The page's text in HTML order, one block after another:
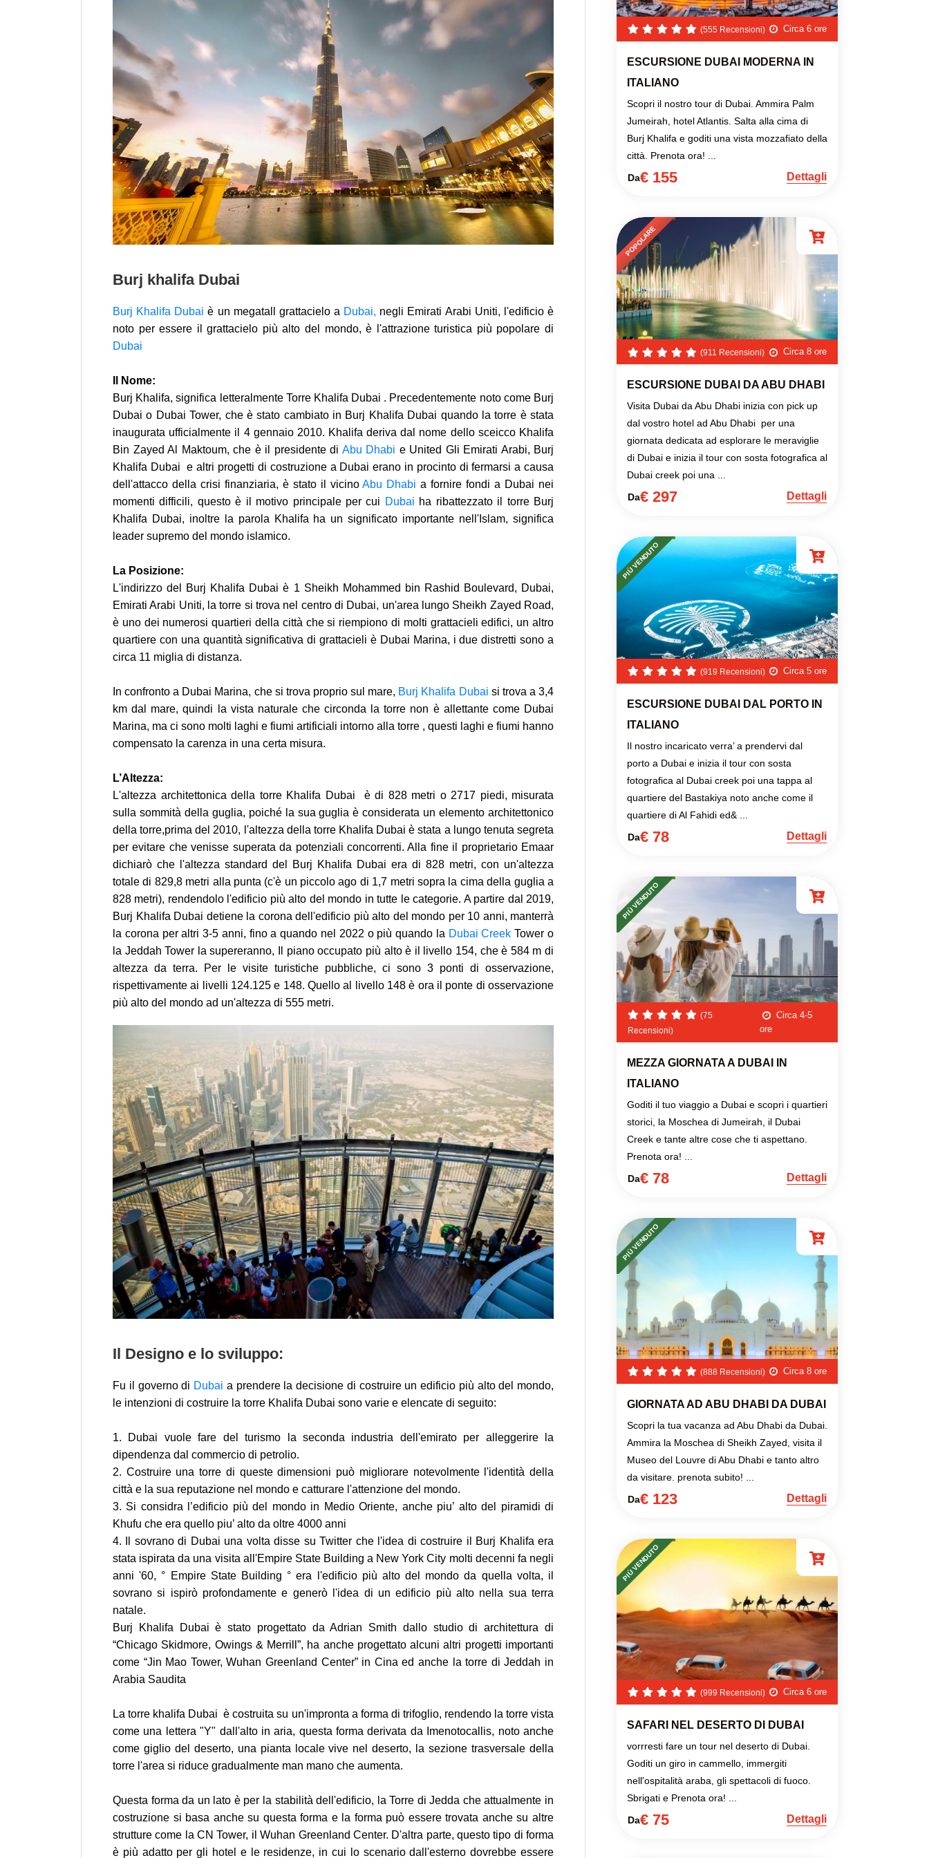
Burj khalifa Dubai
Burj Khalifa Dubaiè un megatall grattacielo a Dubai, negli Emirati Arabi Uniti, l'edificio è
noto per essere il grattacielo più alto del mondo, è l'attrazione turistica più popolare di
Dubai
Il Nome:
Burj Khalifa, significa letteralmente Torre Khalifa Dubai . Precedentemente noto come Burj
Dubai o Dubai Tower, che è stato cambiato in Burj Khalifa Dubai quando la torre è stata
inaugurata ufficialmente il 4 gennaio 2010. Khalifa deriva dal nome dello sceicco Khalifa
Bin Zayed Al Maktoum, che è il presidente di Abu Dhabi e United Gli Emirati Arabi, Burj
Khalifa Dubai e altri progetti di costruzione a Dubai erano in procinto di fermarsi a causa
dell'attacco della crisi finanziaria, è stato il vicinoAbu Dhabi a fornire fondi a Dubai nei
momenti difficili, questo è il motivo principale per cui Dubai ha ribattezzato il torre Burj
Khalifa Dubai, inoltre la parola Khalifa ha un significato importante nell'Islam, significa
leader supremo del mondo islamico.
La Posizione:
L'indirizzo del Burj Khalifa Dubai è 1 Sheikh Mohammed bin Rashid Boulevard, Dubai,
Emirati Arabi Uniti, la torre si trova nel centro di Dubai, un'area lungo Sheikh Zayed Road,
è uno dei numerosi quartieri della città che si riempiono di molti grattacieli edifici, un altro
quartiere con una quantità significativa di grattacieli è Dubai Marina, i due distretti sono a
circa 11 miglia di distanza.
In confronto a Dubai Marina, che si trova proprio sul mare, Burj Khalifa Dubai si trova a 3,4
km dal mare, quindi la vista naturale che circonda la torre non è allettante come Dubai
Marina, ma ci sono molti laghi e fiumi artificiali intorno alla torre , questi laghi e fiumi hanno
compensato la carenza in una certa misura.
L’Altezza:
L'altezza architettonica della torre Khalifa Dubai è di 828 metri o 2717 piedi, misurata
sulla sommità della guglia, poiché la sua guglia è considerata un elemento architettonico
della torre,prima del 2010, l'altezza della torre Khalifa Dubai è stata a lungo tenuta segreta
per evitare che venisse superata da potenziali concorrenti. Alla fine il proprietario Emaar
dichiarò che l'altezza standard del Burj Khalifa Dubai era di 828 metri, con un'altezza
totale di 829,8 metri alla punta (c'è un piccolo ago di 1,7 metri sopra la cima della guglia a
828 metri), rendendolo l'edificio più alto del mondo in tutte le categorie. A partire dal 2019,
Burj Khalifa Dubai detiene la corona dell'edificio più alto del mondo per 10 anni, manterrà
la corona per altri 3-5 anni, fino a quando nel 2022 o più quando la Dubai Creek Tower o
la Jeddah Tower la supereranno, Il piano occupato più alto è il livello 154, che è 584 m di
altezza da terra. Per le visite turistiche pubbliche, ci sono 3 ponti di osservazione,
rispettivamente ai livelli 124.125 e 148. Quello al livello 148 è ora il ponte di osservazione
più alto del mondo ad un'altezza di 555 metri.
Il Designo e lo sviluppo:
Fu il governo di Dubai a prendere la decisione di costruire un edificio più alto del mondo,
le intenzioni di costruire la torre Khalifa Dubai sono varie e elencate di seguito:
1. Dubai vuole fare del turismo la seconda industria dell'emirato per alleggerire la
dipendenza dal commercio di petrolio.
2. Costruire una torre di queste dimensioni può migliorare notevolmente l'identità della
città e la sua reputazione nel mondo e catturare l'attenzione del mondo.
3. Si considra l’edificio più del mondo in Medio Oriente, anche piu’ alto del piramidi di
Khufu che era quello piu’ alto da oltre 4000 anni
4. Il sovrano di Dubai una volta disse su Twitter che l'idea di costruire il Burj Khalifa era
stata ispirata da una visita all'Empire State Building a New York City molti decenni fa negli
anni '60, ° Empire State Building ° era l'edificio più alto del mondo da quella volta, il
sovrano si ispirò profondamente e generò l'idea di un edificio più alto nella sua terra
natale.
Burj Khalifa Dubai è stato progettato da Adrian Smith dallo studio di architettura di
“Chicago Skidmore, Owings & Merrill”, ha anche progettato alcuni altri progetti importanti
come “Jin Mao Tower, Wuhan Greenland Center” in Cina ed anche la torre di Jeddah in
Arabia Saudita
La torre khalifa Dubai è costruita su un'impronta a forma di trifoglio, rendendo la torre vista
come una lettera "Y" dall'alto in aria, questa forma derivata da Imenotocallis, noto anche
come giglio del deserto, una pianta locale vive nel deserto, la sezione trasversale della
torre l'area si riduce gradualmente man mano che aumenta.
Questa forma da un lato è per la stabilità dell'edificio, la Torre di Jedda che attualmente in
costruzione si basa anche su questa forma e la forma può essere trovata anche su altre
strutture come la CN Tower, il Wuhan Greenland Center. D'altra parte, questo tipo di forma
è più adatto per gli hotel e le residenze, in cui lo scenario dall'esterno dovrebbe essere
(555 Recensioni) Circa 6 ore
ESCURSIONE DUBAI MODERNA IN
ITALIANO
Scopri il nostro tour di Dubai. Ammira Palm
Jumeirah, hotel Atlantis. Salta alla cima di
Burj Khalifa e goditi una vista mozzafiato della
città. Prenota ora! ...
Da€ 155 Dettagli
POPOLARE
(911 Recensioni) Circa 8 ore
ESCURSIONE DUBAI DA ABU DHABI
Visita Dubai da Abu Dhabi inizia con pick up
dal vostro hotel ad Abu Dhabi per una
giornata dedicata ad esplorare le meraviglie
di Dubai e inizia il tour con sosta fotografica al
Dubai creek poi una ...
Da€ 297 Dettagli
PIÙ VENDUTO
(919 Recensioni) Circa 5 ore
ESCURSIONE DUBAI DAL PORTO IN
ITALIANO
Il nostro incaricato verra’ a prendervi dal
porto a Dubai e inizia il tour con sosta
fotografica al Dubai creek poi una tappa al
quartiere del Bastakiya noto anche come il
quartiere di Al Fahidi ed& ...
Da€ 78 Dettagli
PIÙ VENDUTO
(75
Recensioni)
Circa 4-5
ore
MEZZA GIORNATA A DUBAI IN
ITALIANO
Goditi il tuo viaggio a Dubai e scopri i quartieri
storici, la Moschea di Jumeirah, il Dubai
Creek e tante altre cose che ti aspettano.
Prenota ora! ...
Da€ 78 Dettagli
PIÙ VENDUTO
(888 Recensioni) Circa 8 ore
GIORNATA AD ABU DHABI DA DUBAI
Scopri la tua vacanza ad Abu Dhabi da Dubai.
Ammira la Moschea di Sheikh Zayed, visita il
Museo del Louvre di Abu Dhabi e tanto altro
da visitare. prenota subito! ...
Da€ 123 Dettagli
PIÙ VENDUTO
(999 Recensioni) Circa 6 ore
SAFARI NEL DESERTO DI DUBAI
vorrresti fare un tour nel deserto di Dubai.
Goditi un giro in cammello, immergiti
nell'ospitalità araba, gli spettacoli di fuoco.
Sbrigati e Prenota ora! ...
Da€ 75 Dettagli